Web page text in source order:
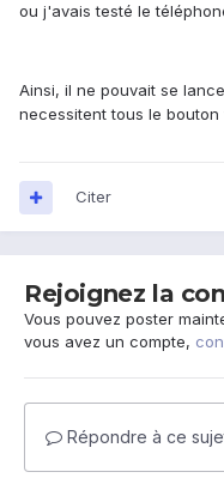
ou j'avais testé le
Ainsi, il ne pouvait se
necessitent tous le bouton
Citer
Rejoignez la
Vous pouvez poster
vous avez un compte,
Répondre à ce